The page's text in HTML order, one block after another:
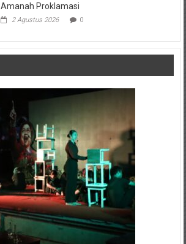
Amanah Proklamasi
2 Agustus 2026 0